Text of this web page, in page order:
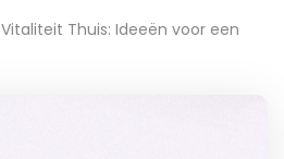
Vitaliteit Thuis: Ideeën voor een